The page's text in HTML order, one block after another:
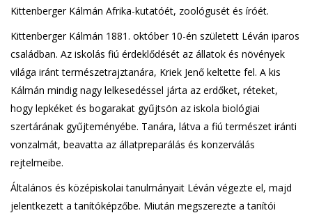
Kittenberger Kálmán Afrika-kutatóét, zoológusét és íróét.
Kittenberger Kálmán 1881. október 10-én született Léván iparos
családban. Az iskolás fiú érdeklődését az állatok és növények
világa iránt természetrajztanára, Kriek Jenő keltette fel. A kis
Kálmán mindig nagy lelkesedéssel járta az erdőket, réteket,
hogy lepkéket és bogarakat gyűjtsön az iskola biológiai
szertárának gyűjteményébe. Tanára, látva a fiú természet iránti
vonzalmát, beavatta az állatpreparálás és konzerválás
rejtelmeibe.
Általános és középiskolai tanulmányait Léván végezte el, majd
jelentkezett a tanítóképzőbe. Miután megszerezte a tanítói